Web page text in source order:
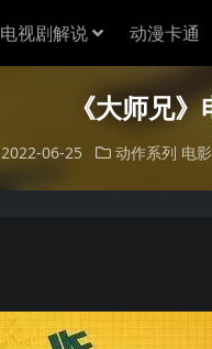
电视剧解说 动漫卡通
《大师兄
2022-06-25 动作系列 电